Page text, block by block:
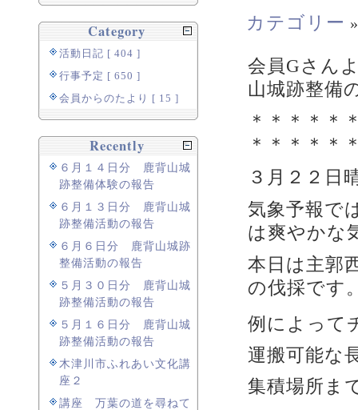
カテゴリー
会員Gさん
山城跡整備
＊＊＊＊＊
＊＊＊＊＊
３月２２日
気象予報で
は爽やかな
本日は主郭
の伐採です
例によって
運搬可能な
集積場所ま
Category
活動日記 [ 404 ]
行事予定 [ 650 ]
会員からのたより [ 15 ]
Recently
６月１４日分 鹿背山城
跡整備体験の報告
６月１３日分 鹿背山城
跡整備活動の報告
６月６日分 鹿背山城跡
整備活動の報告
５月３０日分 鹿背山城
跡整備活動の報告
５月１６日分 鹿背山城
跡整備活動の報告
木津川市ふれあい文化講
座２
講座 万葉の道を尋ねて